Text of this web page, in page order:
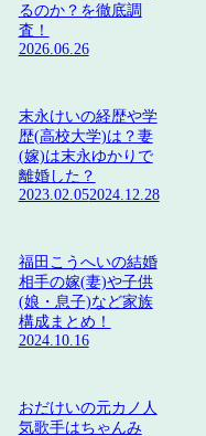
るのか？を徹底調
査！
2026.06.26
末永けいの経歴や学
歴(高校大学)は？妻
(嫁)は末永ゆかりで
離婚した？
2023.02.052024.12.28
福田こうへいの結婚
相手の嫁(妻)や子供
(娘・息子)など家族
構成まとめ！
2024.10.16
おだけいの元カノ人
気歌手はちゃんみ